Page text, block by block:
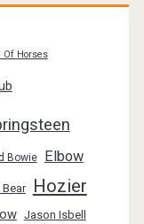
Of Horses
Bowie Elbow
Hozier
Jason Isbell